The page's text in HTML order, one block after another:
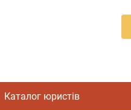
Каталог юристів